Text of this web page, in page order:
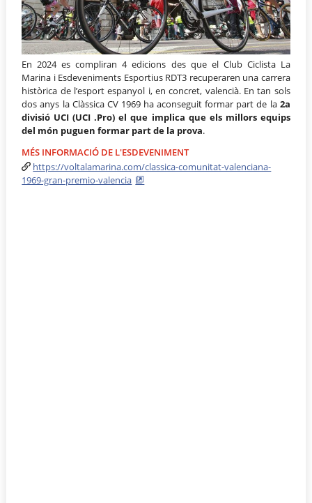
En 2024 es compliran 4 edicions des que el Club Ciclista La
Marina i Esdeveniments Esportius RDT3 recuperaren una carrera
històrica de l’esport espanyol i, en concret, valencià. En tan sols
dos anys la Clàssica CV 1969 ha aconseguit formar part de la2a
divisió UCI (UCI .Pro) el que implica que els millors equips
del món puguen formar part de la prova.
MÉS INFORMACIÓ DE L'ESDEVENIMENT
https://voltalamarina.com/classica-comunitat-valenciana-
1969-gran-premio-valencia